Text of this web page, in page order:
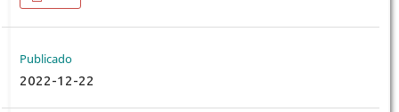
Publicado
2022-12-22